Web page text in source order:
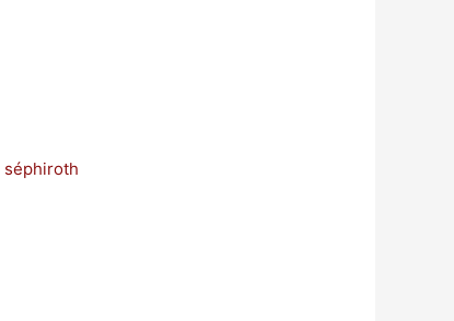
séphiroth